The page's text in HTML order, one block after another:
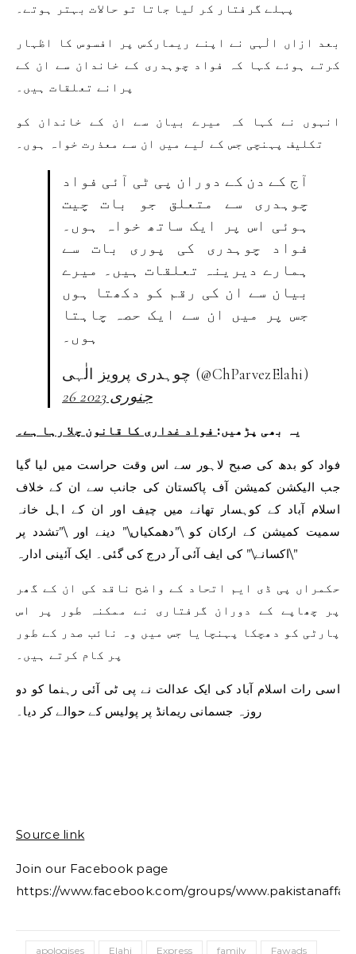
پہلے گرفتار کر لیا جاتا تو حالات بہتر ہوتے۔
بعد ازاں الٰہی نے اپنے ریمارکس پر افسوس کا اظہار
کرتے ہوئے کہا کہ فواد چوہدری کے خاندان سے ان کے
پرانے تعلقات ہیں۔
انہوں نے کہا کہ میرے بیان سے ان کے خاندان کو
تکلیف پہنچی جس کے لیے میں ان سے معذرت خواہ ہوں۔
آج کے دن کے دوران پی ٹی آئی فواد
چوہدری سے متعلق جو بات چیت
ہوئی اس پر ایک ساتھ خواہ ہوں۔
فواد چوہدری کی پوری بات سے
ہمارے دیرینہ تعلقات ہیں۔ میرے
بیان سے ان کی رقم کو دکھتا ہوں
جس پر میں ان سے ایک حصہ چاہتا
ہوں۔
چوہدری پرویز الٰہی (@ChParvezElahi)
26 جنوری 2023
یہ بھی پڑھیں: فواد غداری کا قانون چلا رہا ہے۔
فواد کو بدھ کی صبح لاہور سے اس وقت حراست میں لیا گیا
جب الیکشن کمیشن آف پاکستان کی جانب سے ان کے خلاف
اسلام آباد کے کوہسار تھانے میں چیف اور ان کے اہل خانہ
سمیت کمیشن کے ارکان کو \”دھمکیاں\” دینے اور \”تشدد پر
اکسانے\” کی ایف آئی آر درج کی گئی۔ ایک آئینی ادارہ\”
حکمراں پی ڈی ایم اتحاد کے واضح ناقد کی ان کے گھر
پر چھاپے کے دوران گرفتاری نے ممکنہ طور پر اس
پارٹی کو دھچکا پہنچایا جس میں وہ نائب صدر کے طور
پر کام کرتے ہیں۔
اسی رات اسلام آباد کی ایک عدالت نے پی ٹی آئی رہنما کو دو
روزہ جسمانی ریمانڈ پر پولیس کے حوالے کر دیا۔
Source link
Join our Facebook page
https://www.facebook.com/groups/
apologises Elahi Express family Fawads